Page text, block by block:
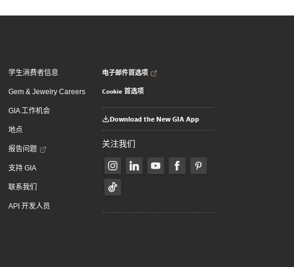
学生消费者信息
Gem & Jewelry Careers
GIA 工作机会
地点
报告问题
支持 GIA
联系我们
API 开发人员
电子邮件首选项
Cookie 首选项
Download the New GIA App
关注我们